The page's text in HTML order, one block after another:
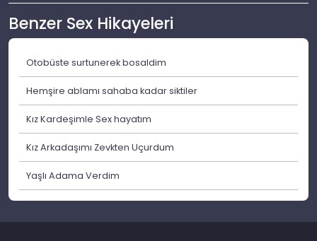
Benzer Sex Hikayeleri
Otobüste surtunerek bosaldim
Hemşire ablamı sahaba kadar siktiler
Kız Kardeşimle Sex hayatım
Kız Arkadaşımı Zevkten Uçurdum
Yaşlı Adama Verdim